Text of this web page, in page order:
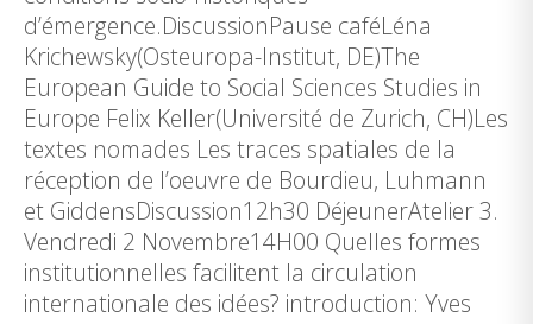
d’émergence.DiscussionPause caféLéna
Krichewsky(Osteuropa-Institut, DE)The
European Guide to Social Sciences Studies in
Europe Felix Keller(Université de Zurich, CH)Les
textes nomades Les traces spatiales de la
réception de l’oeuvre de Bourdieu, Luhmann
et GiddensDiscussion12h30 DéjeunerAtelier 3.
Vendredi 2 Novembre14H00 Quelles formes
institutionnelles facilitent la circulation
internationale des idées? introduction: Yves